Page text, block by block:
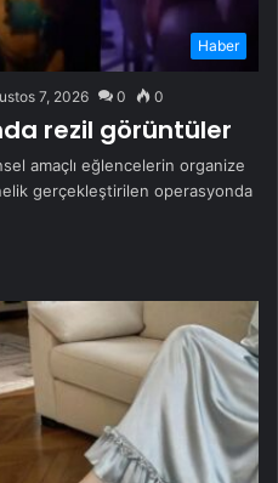
Haber
7, 2026 0 0
rezil görüntüler
amaçlı eğlencelerin organize
gerçekleştirilen operasyonda